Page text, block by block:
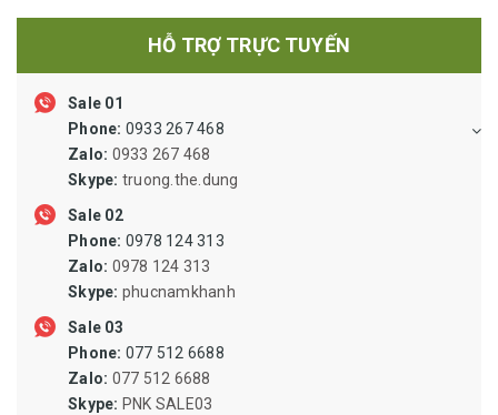
XI LANH ỐNG HƠI VAN LỌC VẬT TƯ KHÍ NÉN
KHỚP NỐI NHÔNG SÊN BĂNG TẢI PULLY
ỐNG THỦY LỰC, ỐNG SIPHON, ỐNG RUỘT GÀ LÕI THÉP, ỐNG
MỀM INOX DẪN DUNG DỊCH
VẬT TƯ VAN ĐƯỜNG ỐNG, MẶT BÍCH
VẬT TƯ BẢO HỘ LAO ĐỘNG
QUẠT CÔNG NGHIỆP, QUẠT LY TÂM
SIN PHỐT, PHỐT CHỊU NHIỆT, ORING CHỊU NHIỆT
HỖ TRỢ TRỰC TUYẾN
Sale 01
Phone: 0933 267 468
Zalo: 0933 267 468
Skype: truong.the.dung
Sale 02
Phone: 0978 124 313
Zalo: 0978 124 313
Skype: phucnamkhanh
Sale 03
Phone: 077 512 6688
Zalo: 077 512 6688
Skype: PNK SALE03